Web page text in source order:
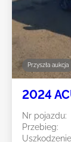
Przyszła aukcja
2024
Nr pojazdu:
Przebieg: